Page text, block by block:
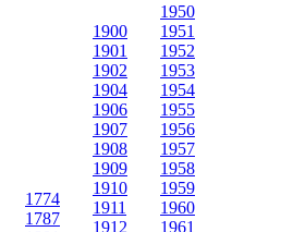
1774
1787
1900
1901
1902
1904
1906
1907
1908
1909
1910
1911
1912
1950
1951
1952
1953
1954
1955
1956
1957
1958
1959
1960
1961